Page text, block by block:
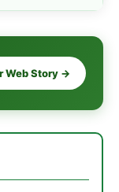
rochas
coletiva com